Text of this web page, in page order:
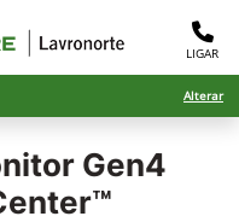
LIGAR
Alterar
Gen4